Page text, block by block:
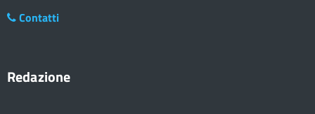
Contatti
Redazione